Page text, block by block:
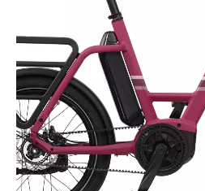
545Wh
5-
Gang
Rücktritt
Riemen
2025
Menge